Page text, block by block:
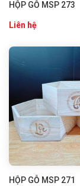
HỘP GỖ MSP 273
Liên hệ
HỘP GỖ MSP 271